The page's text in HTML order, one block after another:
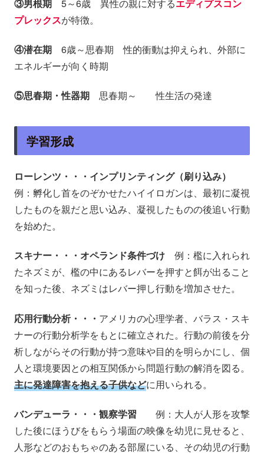
③男根期 5～6歳 異性の親に対するエディプスコン
プレックスが特徴。
④潜在期 6歳～思春期 性的衝動は抑えられ、外部に
エネルギーが向く時期
⑤思春期・性器期 思春期～ 性生活の発達
学習形成
ローレンツ・・・インプリンティング（刷り込み）
例：孵化し首をのぞかせたハイイロガンは、最初に凝視
したものを親だと思い込み、凝視したものの後追い行動
を始めた。
スキナー・・・オペランド条件づけ 例：檻に入れられ
たネズミが、檻の中にあるレバーを押すと餌が出ること
を知った後、ネズミはレバー押し行動を増加させた。
応用行動分析・・・ アメリカの心理学者、バラス・スキ
ナーの行動分析学をもとに確立された。行動の前後を分
析しながらその行動が持つ意味や目的を明らかにし、個
人と環境要因との相互関係から問題行動の解消を図る。
主に発達障害を抱える子供などに用いられる。
バンデューラ・・・観察学習 例：大人が人形を攻撃
した後にほうびをもらう場面の映像を幼児に見せると、
人形などのおもちゃのある部屋にいる、その幼児の行動